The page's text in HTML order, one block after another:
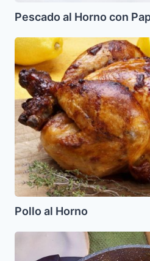
Pescado al Horno con
Pollo
al
Horno
Pollo al Horno